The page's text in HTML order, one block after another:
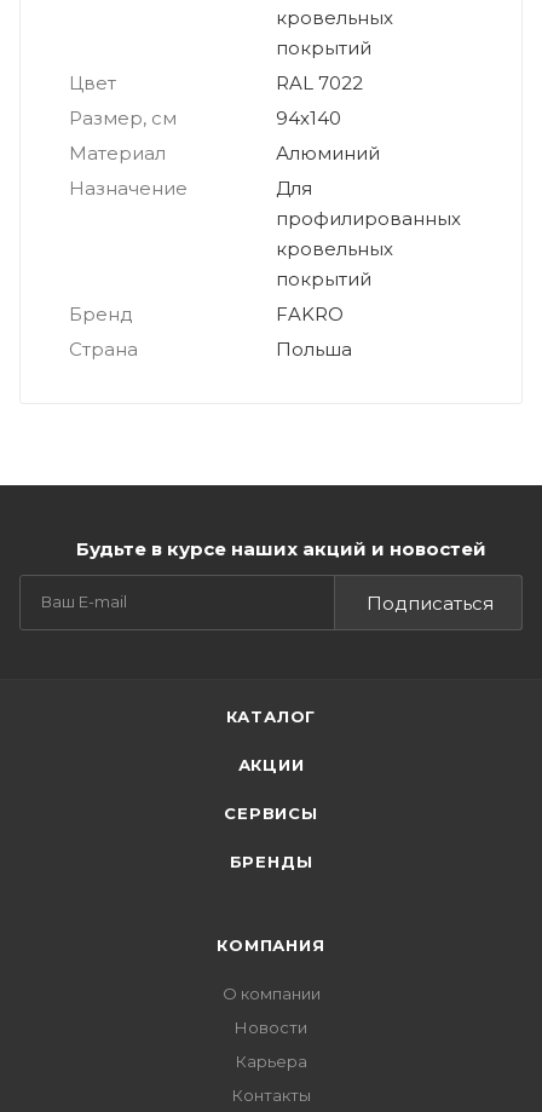
кровельных
покрытий
Цвет
RAL 7022
Размер, см
94х140
Материал
Алюминий
Назначение
Для
профилированных
кровельных
покрытий
Бренд
FAKRO
Страна
Польша
Будьте в курсе наших акций и новостей
Подписаться
КАТАЛОГ
АКЦИИ
СЕРВИСЫ
БРЕНДЫ
КОМПАНИЯ
О компании
Новости
Карьера
Контакты